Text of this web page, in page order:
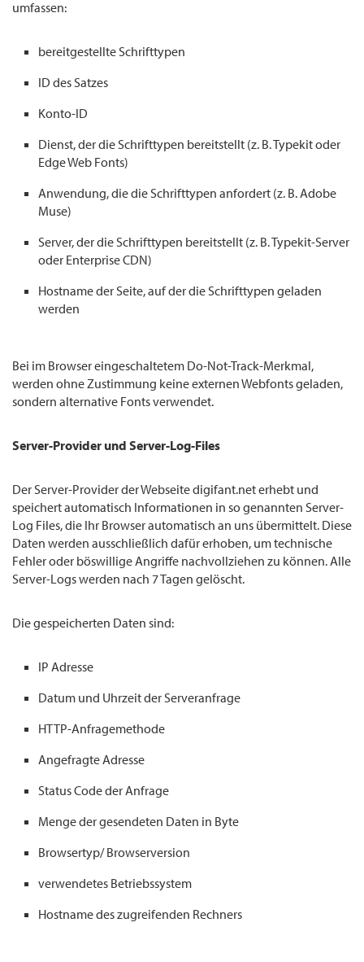
umfassen:
bereitgestellte Schrifttypen
ID des Satzes
Konto-ID
Dienst, der die Schrifttypen bereitstellt (z. B. Typekit oder
Edge Web Fonts)
Anwendung, die die Schrifttypen anfordert (z. B. Adobe
Muse)
Server, der die Schrifttypen bereitstellt (z. B. Typekit-Server
oder Enterprise CDN)
Hostname der Seite, auf der die Schrifttypen geladen
werden
Bei im Browser eingeschaltetem Do-Not-Track-Merkmal,
werden ohne Zustimmung keine externen Webfonts geladen,
sondern alternative Fonts verwendet.
Server-Provider und Server-Log-Files
Der Server-Provider der Webseite digifant.net erhebt und
speichert automatisch Informationen in so genannten Server-
Log Files, die Ihr Browser automatisch an uns übermittelt. Diese
Daten werden ausschließlich dafür erhoben, um technische
Fehler oder böswillige Angriffe nachvollziehen zu können. Alle
Server-Logs werden nach 7 Tagen gelöscht.
Die gespeicherten Daten sind:
IP Adresse
Datum und Uhrzeit der Serveranfrage
HTTP-Anfragemethode
Angefragte Adresse
Status Code der Anfrage
Menge der gesendeten Daten in Byte
Browsertyp/ Browserversion
verwendetes Betriebssystem
Hostname des zugreifenden Rechners